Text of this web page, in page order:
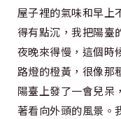
屋子裡的氣味和早上
得有點沉，我把陽臺
夜晚來得慢，這個時
路燈的橙黃，很像那
陽臺上發了一會兒呆
著看向外頭的風景。